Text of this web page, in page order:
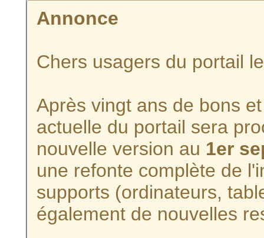
Annonce
Chers usagers du portail
Après vingt ans de bons
actuelle du portail sera
nouvelle version au 1er
une refonte complète de
supports (ordinateurs,
également de nouvelles